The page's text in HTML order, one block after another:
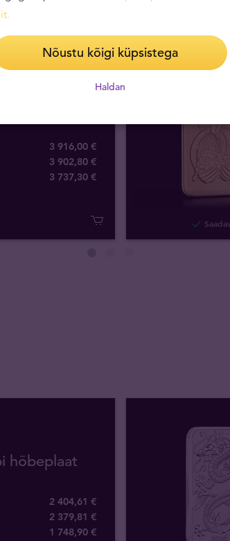
kuldplaat
3 916,00 €
3 902,80 €
3 737,30 €
hõbeplaat
2 404,61 €
2 379,81 €
1 748,90 €
.
Nõustu kõigi küpsistega
Haldan